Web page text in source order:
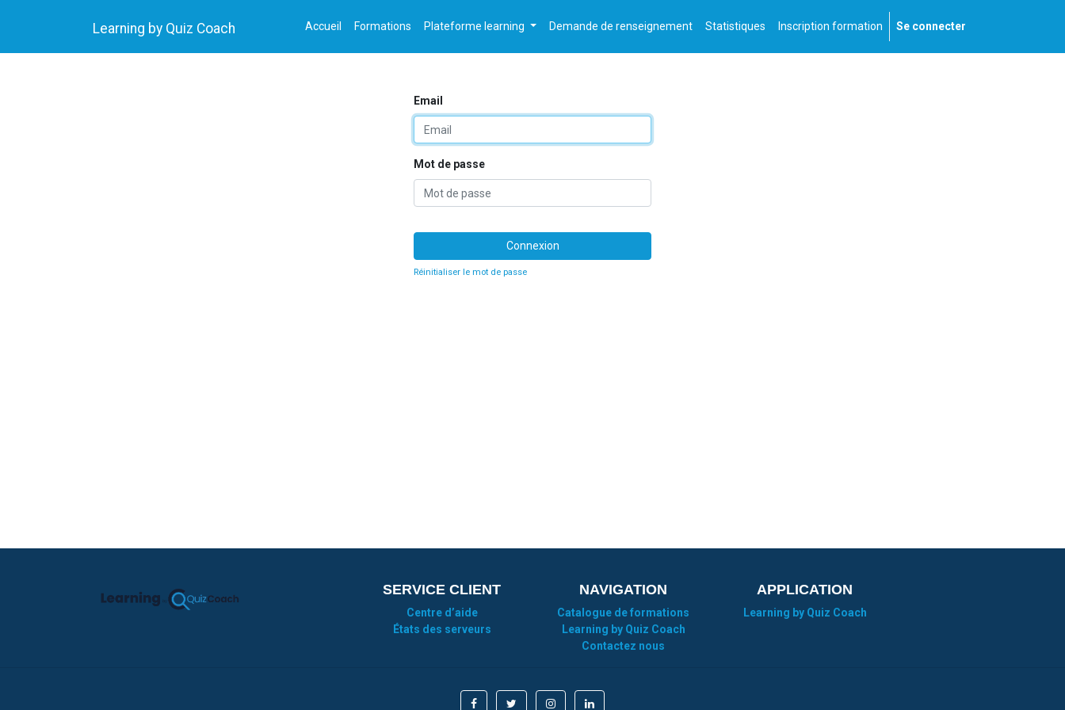
Learning by Quiz Coach Accueil Formations Plateforme learning Demande de renseignement Statistiques Inscription formation Se connecter
Email
Mot de passe
Connexion
Réinitialiser le mot de passe
SERVICE CLIENT
Centre d’aide
États des serveurs
NAVIGATION
Catalogue de formations
Learning by Quiz Coach
Contactez nous
APPLICATION
Learning by Quiz Coach